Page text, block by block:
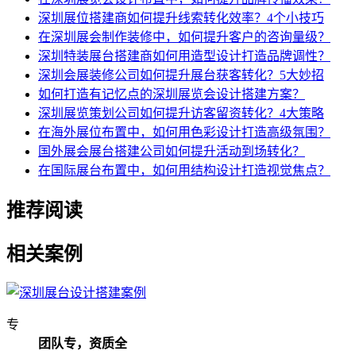
深圳展位搭建商如何提升线索转化效率？4个小技巧
在深圳展会制作装修中，如何提升客户的咨询量级？
深圳特装展台搭建商如何用造型设计打造品牌调性？
深圳会展装修公司如何提升展台获客转化？5大妙招
如何打造有记忆点的深圳展览会设计搭建方案？
深圳展览策划公司如何提升访客留资转化？4大策略
在海外展位布置中，如何用色彩设计打造高级氛围？
国外展会展台搭建公司如何提升活动到场转化？
在国际展台布置中，如何用结构设计打造视觉焦点？
推荐阅读
相关案例
专
团队专，资质全